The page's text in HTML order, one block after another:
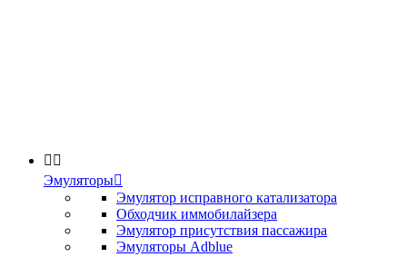
 
Эмуляторы
Эмулятор исправного катализатора
Обходчик иммобилайзера
Эмулятор присутствия пассажира
Эмуляторы Adblue